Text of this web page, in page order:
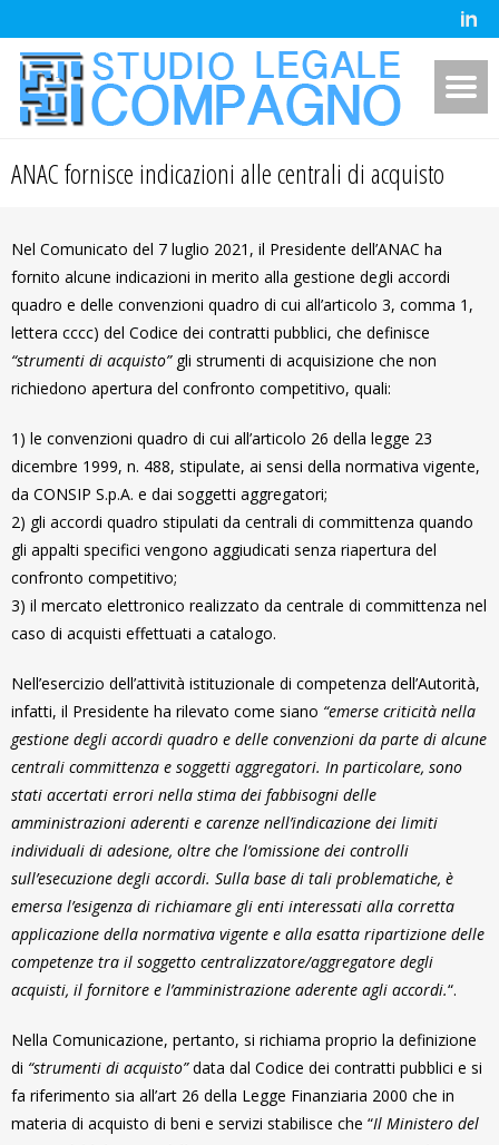
ANAC fornisce indicazioni alle centrali di acquisto
Nel Comunicato del 7 luglio 2021, il Presidente dell’ANAC ha
fornito alcune indicazioni in merito alla gestione degli accordi
quadro e delle convenzioni quadro di cui all’articolo 3, comma 1,
lettera cccc) del Codice dei contratti pubblici, che definisce
“strumenti di acquisto” gli strumenti di acquisizione che non
richiedono apertura del confronto competitivo, quali:
1) le convenzioni quadro di cui all’articolo 26 della legge 23
dicembre 1999, n. 488, stipulate, ai sensi della normativa vigente,
da CONSIP S.p.A. e dai soggetti aggregatori;
2) gli accordi quadro stipulati da centrali di committenza quando
gli appalti specifici vengono aggiudicati senza riapertura del
confronto competitivo;
3) il mercato elettronico realizzato da centrale di committenza nel
caso di acquisti effettuati a catalogo.
Nell’esercizio dell’attività istituzionale di competenza dell’Autorità,
infatti, il Presidente ha rilevato come siano “emerse criticità nella
gestione degli accordi quadro e delle convenzioni da parte di alcune
centrali committenza e soggetti aggregatori. In particolare, sono
stati accertati errori nella stima dei fabbisogni delle
amministrazioni aderenti e carenze nell’indicazione dei limiti
individuali di adesione, oltre che l’omissione dei controlli
sull’esecuzione degli accordi. Sulla base di tali problematiche, è
emersa l’esigenza di richiamare gli enti interessati alla corretta
applicazione della normativa vigente e alla esatta ripartizione delle
competenze tra il soggetto centralizzatore/aggregatore degli
acquisti, il fornitore e l’amministrazione aderente agli accordi.“.
Nella Comunicazione, pertanto, si richiama proprio la definizione
di “strumenti di acquisto”data dal Codice dei contratti pubblici e si
fa riferimento sia all’art 26 della Legge Finanziaria 2000 che in
materia di acquisto di beni e servizi stabilisce che “Il Ministero del